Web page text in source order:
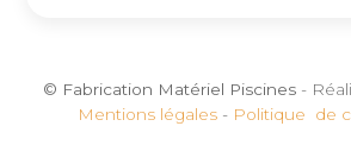
© Fabrication Matériel Piscines -
Mentions légales - Politique de